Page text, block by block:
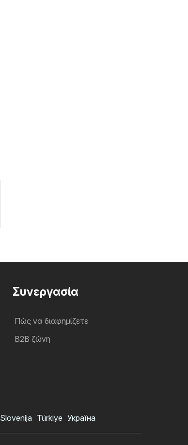
Συνεργασία
Πώς να διαφημίζετε
B2B ζώνη
Slovenija Türkiye Україна